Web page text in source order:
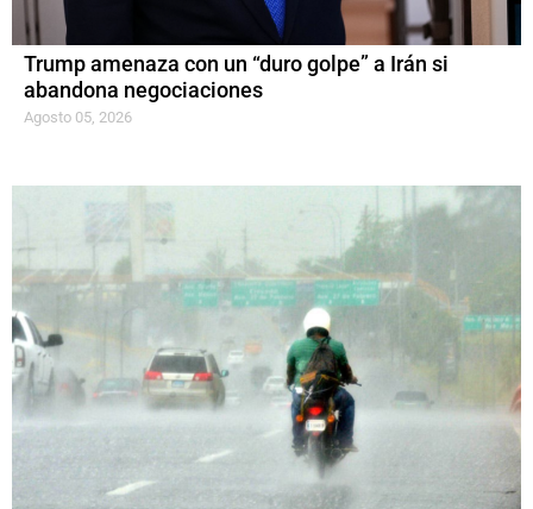
Trump amenaza con un “duro golpe” a Irán si
abandona negociaciones
Agosto 05, 2026